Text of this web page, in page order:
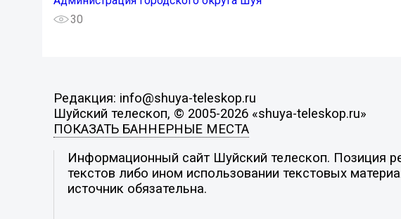
30
Редакция: info@shuya-teleskop.ru
Шуйский телескоп, © 2005-2026 «shuya-teleskop.ru»
ПОКАЗАТЬ БАННЕРНЫЕ МЕСТА
Информационный сайт Шуйский телескоп. Позиция
текстов либо ином использовании текстовых
источник обязательна.